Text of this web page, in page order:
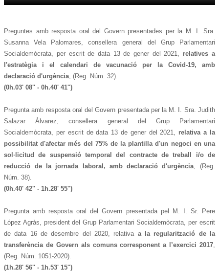
Preguntes amb resposta oral del Govern presentades per la M. I. Sra.
Susanna Vela Palomares, consellera general del Grup Parlamentari
Socialdemòcrata, per escrit de data 13 de gener del 2021, relatives a
l'estratègia i el calendari de vacunació per la Covid-19, amb
declaració d'urgència, (Reg. Núm. 32).
(0h.03' 08'' - 0h.40' 41'')
Pregunta amb resposta oral del Govern presentada per la M. I. Sra. Judith
Salazar Álvarez, consellera general del Grup Parlamentari
Socialdemòcrata, per escrit de data 13 de gener del 2021, relativaa la
possibilitat d'afectar més del 75% de la plantilla d'un negoci en una
sol·licitud de suspensió temporal del contracte de treball i/o de
reducció de la jornada laboral, amb declaració d'urgència, (Reg.
Núm. 38).
(0h.40' 42'' - 1h.28' 55'')
Pregunta amb resposta oral del Govern presentada pel M. I. Sr. Pere
López Agràs, president del Grup Parlamentari Socialdemòcrata, per escrit
de data 16 de desembre del 2020, relativa a la regularització de la
transferència de Govern als comuns corresponent a l’exercici 2017,
(Reg. Núm. 1051-2020).
(1h.28' 56'' - 1h.53' 15'')